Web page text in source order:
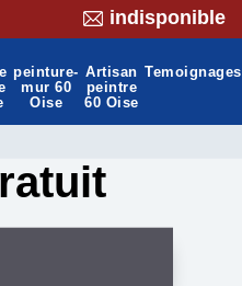
indisponible
peinture-
mur 60
Oise
Artisan
peintre
60 Oise
Temoignages